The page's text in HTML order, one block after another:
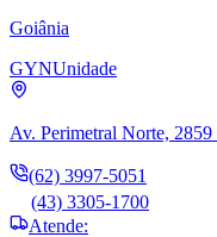
Goiânia
GYNUnidade
Av. Perimetral Norte,
(62) 3997-5051
(43) 3305-1700
Atende: